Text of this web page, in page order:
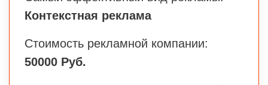
Контекстная реклама
Стоимость рекламной компании:
50000 Руб.